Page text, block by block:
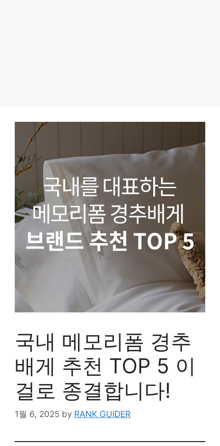
국내 메모리폼 경추
배게 추천 TOP 5 이
걸로 종결합니다!
1월 6, 2025 by RANK GUIDER